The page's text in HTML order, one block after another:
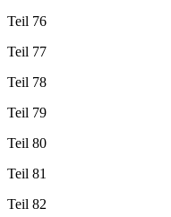
Teil 76
Teil 77
Teil 78
Teil 79
Teil 80
Teil 81
Teil 82